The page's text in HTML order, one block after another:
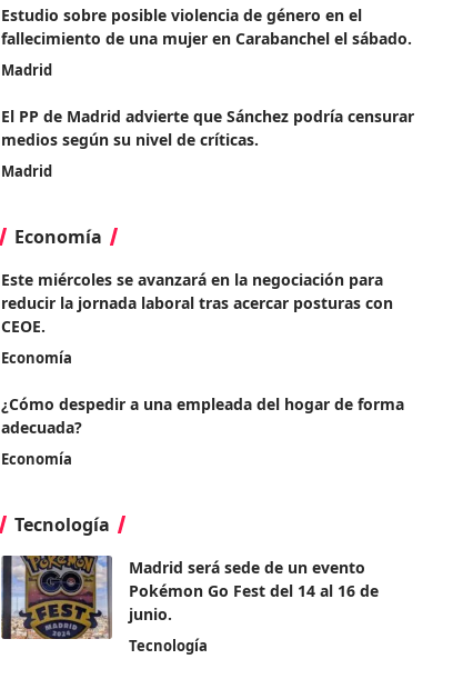
Estudio sobre posible violencia de género en el
fallecimiento de una mujer en Carabanchel el sábado.
Madrid
El PP de Madrid advierte que Sánchez podría censurar
medios según su nivel de críticas.
Madrid
Economía
Este miércoles se avanzará en la negociación para
reducir la jornada laboral tras acercar posturas con
CEOE.
Economía
¿Cómo despedir a una empleada del hogar de forma
adecuada?
Economía
Tecnología
Madrid será sede de un evento
Pokémon Go Fest del 14 al 16 de
junio.
Tecnología